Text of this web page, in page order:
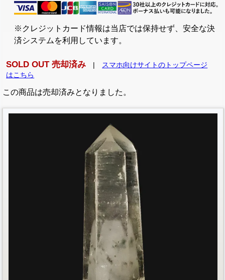
※クレジットカード情報は当店では保持せず、安全な決
済システムを利用しています。
SOLD OUT 売却済み
スマホ向けサイトのトップページ
はこちら
この商品は売却済みとなりました。